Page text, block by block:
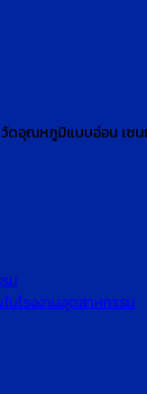
ม
นโรงงานอุตสาหกรรม
ดอุณหภูมิแบบอ่อน เซ